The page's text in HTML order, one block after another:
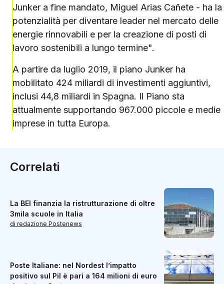
Junker a fine mandato, Miguel Arias Cañete - ha la
potenzialità per diventare leader nel mercato delle
energie rinnovabili e per la creazione di posti di
lavoro sostenibili a lungo termine".
A partire da luglio 2019, il piano Junker ha
mobilitato 424 miliardi di investimenti aggiuntivi,
inclusi 44,8 miliardi in Spagna. Il Piano sta
attualmente supportando 967.000 piccole e medie
imprese in tutta Europa.
Correlati
La BEI finanzia la ristrutturazione di oltre
3mila scuole in Italia
di redazione Postenews
Poste Italiane: nel Nordest l’impatto
positivo sul Pil è pari a 164 milioni di euro